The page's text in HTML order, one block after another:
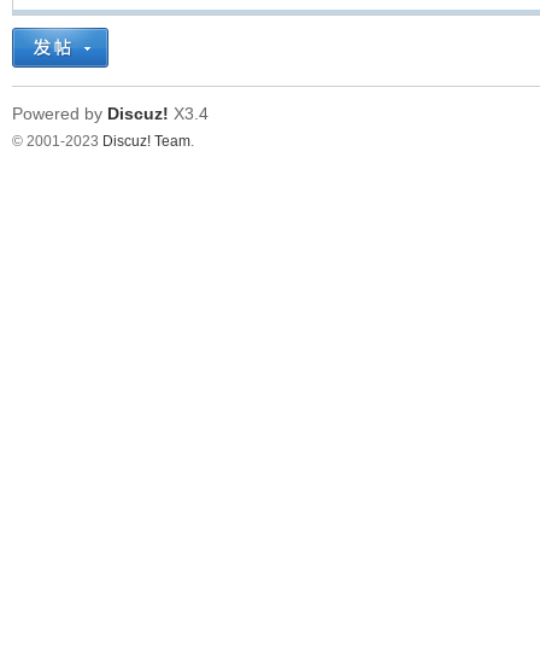
Powered by Discuz! X3.4
© 2001-2023 Discuz! Team.